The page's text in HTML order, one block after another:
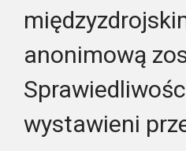
anonimową
wystawieni